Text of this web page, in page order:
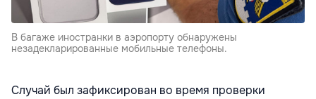
В багаже ​​иностранки в аэропорту обнаружены
незадекларированные мобильные телефоны.
Случай был зафиксирован во время проверки